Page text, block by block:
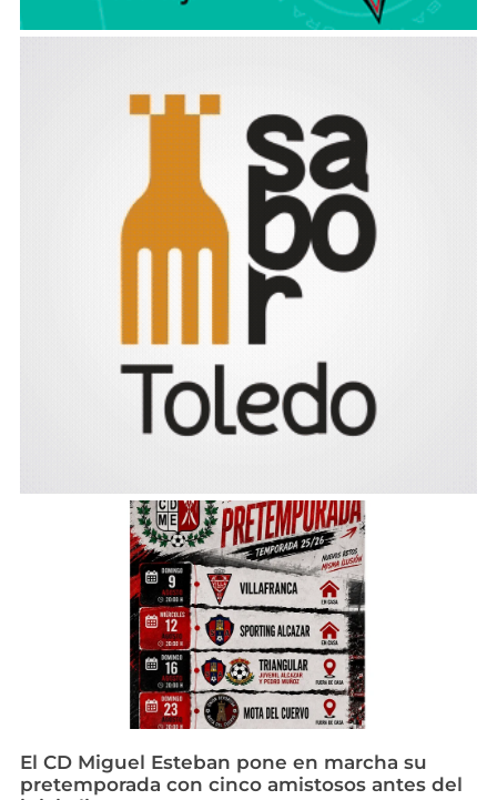
El CD Miguel Esteban pone en marcha su
pretemporada con cinco amistosos antes del